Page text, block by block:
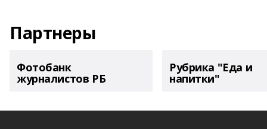
Партнеры
Фотобанк
журналистов РБ
Рубрика "Еда и
напитки"